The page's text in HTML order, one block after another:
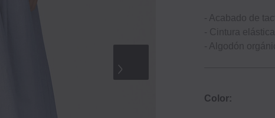
- Acabado de
- Cintura
- Algodón
Color: